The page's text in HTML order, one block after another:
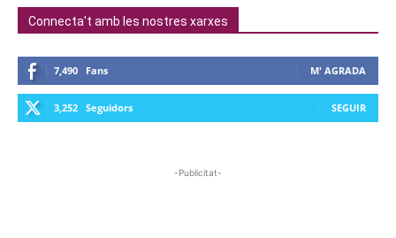
Connecta't amb les nostres xarxes
7,490 Fans M' AGRADA
3,252 Seguidors SEGUIR
-Publicitat-